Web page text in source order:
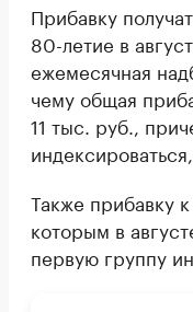
Прибавку
80-летие в
ежемесячная
чему общая
11 тыс. руб.,
Также прибавку
которым в
первую группу